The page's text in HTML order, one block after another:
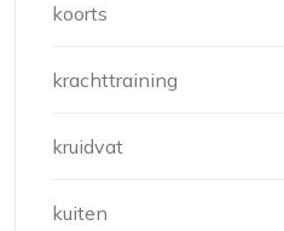
koorts
krachttraining
kruidvat
kuiten